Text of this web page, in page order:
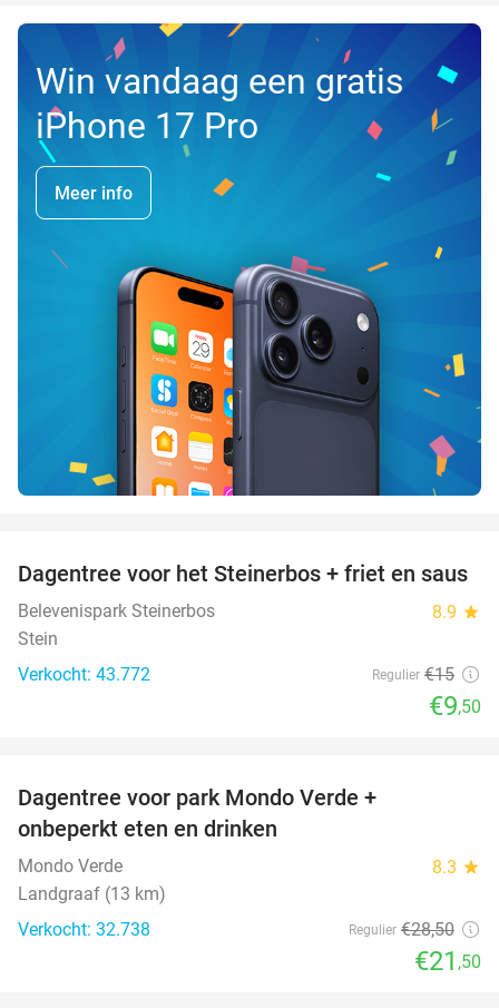
Win vandaag een gratis
iPhone 17 Pro
Meer info
37%
Dagentree voor het Steinerbos + friet en saus
Belevenispark Steinerbos 8.9 star
Stein
Verkocht: 43.772
Regulier €15
€9,50
Dagentree voor park Mondo Verde +
onbeperkt eten en drinken
Mondo Verde 8.3 star
Landgraaf (13 km)
Verkocht: 32.738
Regulier €28,50
€21 ,50